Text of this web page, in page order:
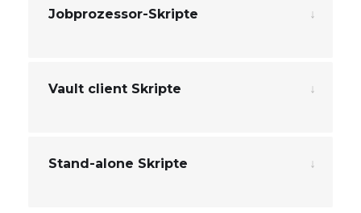
Jobprozessor-Skripte
Vault client Skripte
Stand-alone Skripte